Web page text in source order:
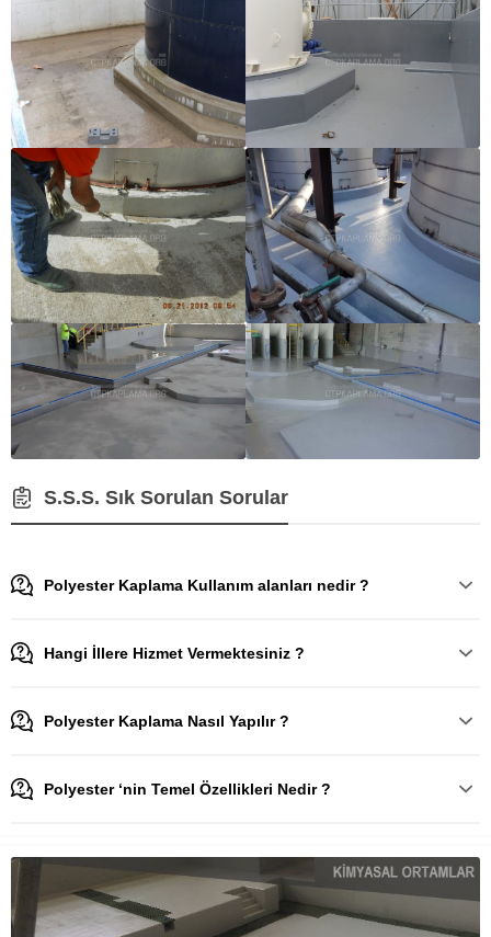
S.S.S. Sık Sorulan Sorular
Polyester Kaplama Kullanım alanları nedir ?
Hangi İllere Hizmet Vermektesiniz ?
Polyester Kaplama Nasıl Yapılır ?
Polyester ‘nin Temel Özellikleri Nedir ?